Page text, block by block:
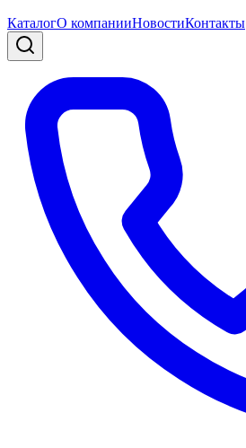
КаталогО компанииНовостиКонтакты